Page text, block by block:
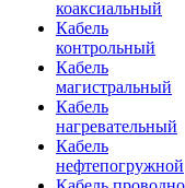
коаксиальный
Кабель
контрольный
Кабель
магистральный
Кабель
нагревательный
Кабель
нефтепогружной